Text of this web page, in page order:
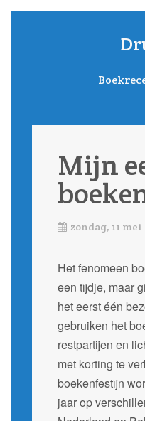
Mijn
zondag, 11 mei
Het fenomeen
een tijdje, maar
het eerst één
gebruiken het
restpartijen en
met korting te
boekenfestijn
jaar op